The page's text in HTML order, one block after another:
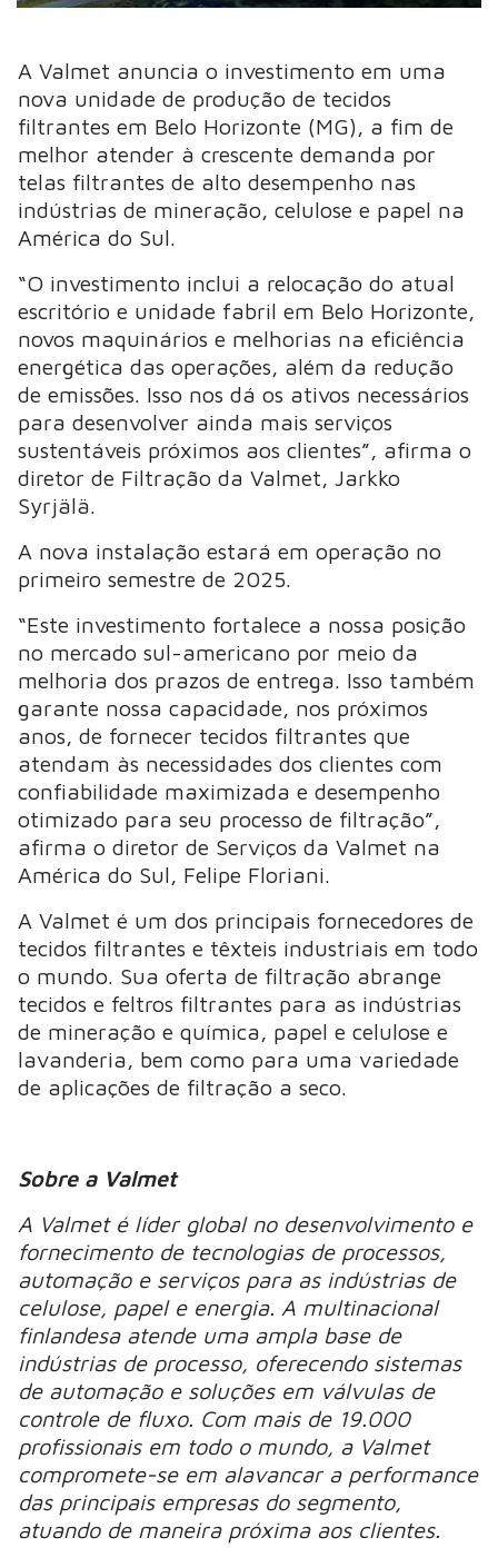
A Valmet anuncia o investimento em uma
nova unidade de produção de tecidos
filtrantes em Belo Horizonte (MG), a fim de
melhor atender à crescente demanda por
telas filtrantes de alto desempenho nas
indústrias de mineração, celulose e papel na
América do Sul.
“O investimento inclui a relocação do atual
escritório e unidade fabril em Belo Horizonte,
novos maquinários e melhorias na eficiência
energética das operações, além da redução
de emissões. Isso nos dá os ativos necessários
para desenvolver ainda mais serviços
sustentáveis próximos aos clientes”, afirma o
diretor de Filtração da Valmet, Jarkko
Syrjälä.
A nova instalação estará em operação no
primeiro semestre de 2025.
“Este investimento fortalece a nossa posição
no mercado sul-americano por meio da
melhoria dos prazos de entrega. Isso também
garante nossa capacidade, nos próximos
anos, de fornecer tecidos filtrantes que
atendam às necessidades dos clientes com
confiabilidade maximizada e desempenho
otimizado para seu processo de filtração”,
afirma o diretor de Serviços da Valmet na
América do Sul, Felipe Floriani.
A Valmet é um dos principais fornecedores de
tecidos filtrantes e têxteis industriais em todo
o mundo. Sua oferta de filtração abrange
tecidos e feltros filtrantes para as indústrias
de mineração e química, papel e celulose e
lavanderia, bem como para uma variedade
de aplicações de filtração a seco.
Sobre a Valmet
A Valmet é líder global no desenvolvimento e
fornecimento de tecnologias de processos,
automação e serviços para as indústrias de
celulose, papel e energia. A multinacional
finlandesa atende uma ampla base de
indústrias de processo, oferecendo sistemas
de automação e soluções em válvulas de
controle de fluxo. Com mais de 19.000
profissionais em todo o mundo, a Valmet
compromete-se em alavancar a performance
das principais empresas do segmento,
atuando de maneira próxima aos clientes.